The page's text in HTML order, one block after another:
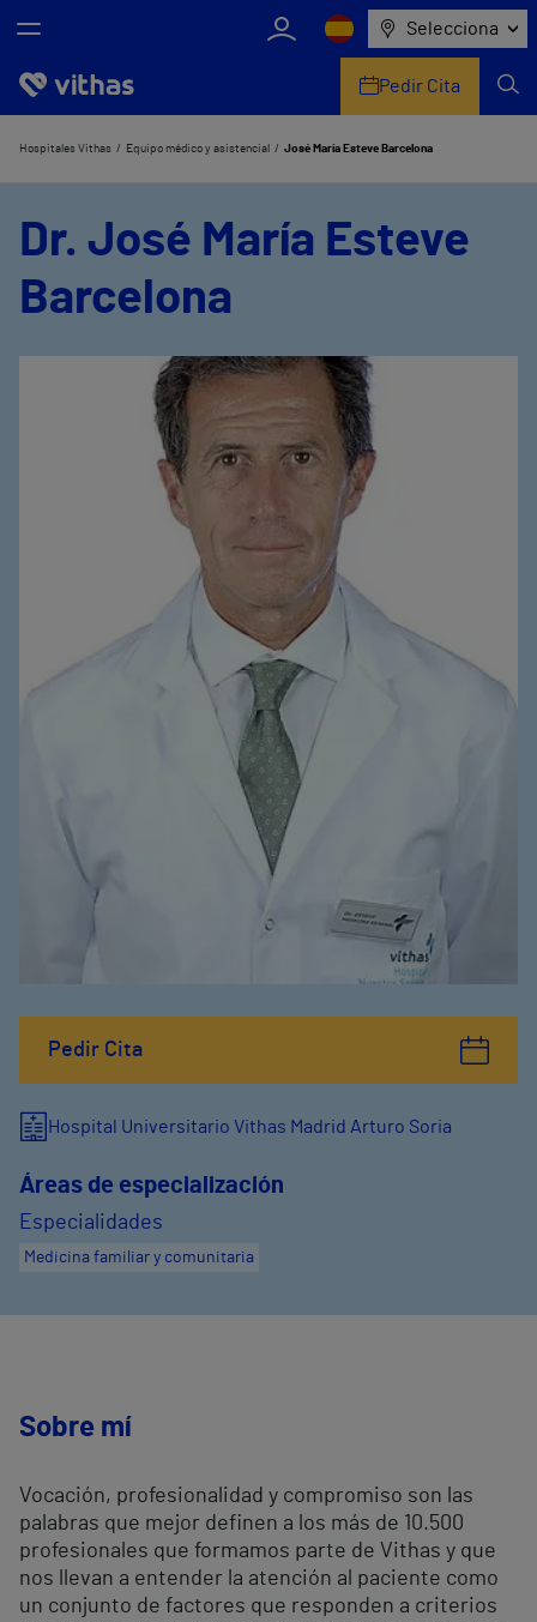
Selecciona
Nosotros
Pedir Cita
Hospitales Vithas Equipo médico y asistencial José María Esteve Barcelona
Pedir Cita
Dr. José María Esteve
Barcelona
Hospital Universitario Vithas Madrid Arturo Soria
Áreas de especialización
Especialidades
Medicina familiar y comunitaria
Sobre mí
Vocación, profesionalidad y compromiso son las
palabras que mejor definen a los más de 10.500
profesionales que formamos parte de Vithas y que
nos llevan a entender la atención al paciente como
un conjunto de factores que responden a criterios